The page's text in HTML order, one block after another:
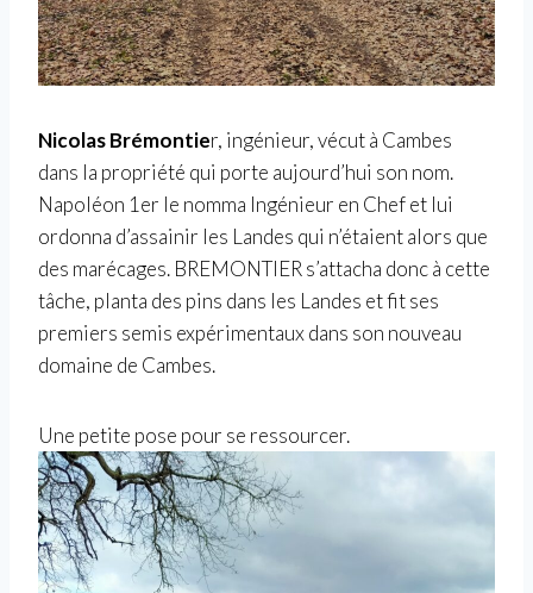
Nicolas Brémontier, ingénieur, vécut à Cambes
dans la propriété qui porte aujourd’hui son nom.
Napoléon 1er le nomma Ingénieur en Chef et lui
ordonna d’assainir les Landes qui n’étaient alors que
des marécages. BREMONTIER s’attacha donc à cette
tâche, planta des pins dans les Landes et fit ses
premiers semis expérimentaux dans son nouveau
domaine de Cambes.
Une petite pose pour se ressourcer.